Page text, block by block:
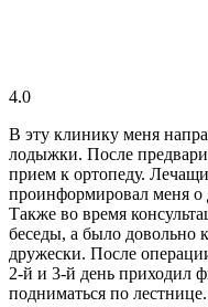
4.0
В эту клинику меня
лодыжки. После
прием к ортопеду.
проинформировал меня о
Также во время
беседы, а было довольно
дружески. После
2-й и 3-й день приходил
подниматься по